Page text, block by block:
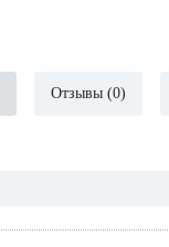
Отзывы (0)